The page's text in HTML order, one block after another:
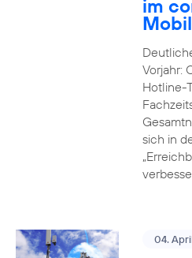
im
Vorjahr:
Hotline-
sich in
04.